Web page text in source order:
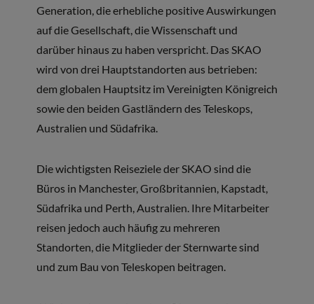
Generation, die erhebliche positive Auswirkungen
auf die Gesellschaft, die Wissenschaft und
darüber hinaus zu haben verspricht. Das SKAO
wird von drei Hauptstandorten aus betrieben:
dem globalen Hauptsitz im Vereinigten Königreich
sowie den beiden Gastländern des Teleskops,
Australien und Südafrika.
Die wichtigsten Reiseziele der SKAO sind die
Büros in Manchester, Großbritannien, Kapstadt,
Südafrika und Perth, Australien. Ihre Mitarbeiter
reisen jedoch auch häufig zu mehreren
Standorten, die Mitglieder der Sternwarte sind
und zum Bau von Teleskopen beitragen.